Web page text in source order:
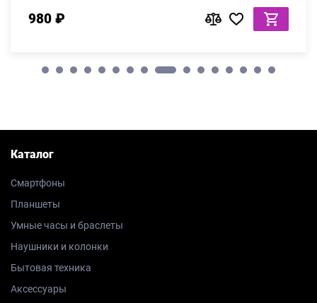
980 ₽
Каталог
Смартфоны
Планшеты
Умные часы и браслеты
Наушники и колонки
Бытовая техника
Аксессуары